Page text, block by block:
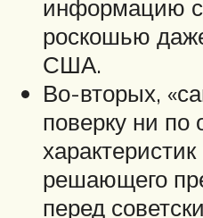
информацию
роскошью
США.
Во-вторых,
поверку ни по
решающего
перед